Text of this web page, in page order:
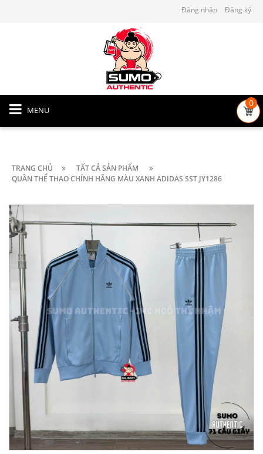
Đăng nhập Đăng ký
MENU
0
TRANG CHỦ
TẤT CẢ SẢN PHẨM
QUẦN THỂ THAO CHÍNH HÃNG MÀU XANH ADIDAS SST JY1286